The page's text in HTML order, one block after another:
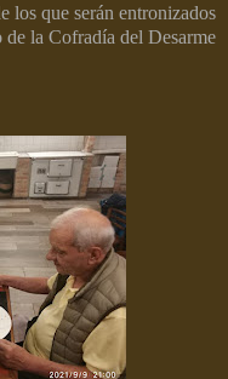
los que serán entronizados
la Cofradía del Desarme